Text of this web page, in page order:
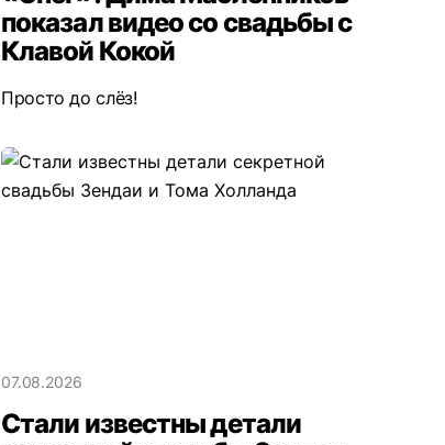
показал видео со свадьбы с
Клавой Кокой
Просто до слёз!
07.08.2026
Стали известны детали